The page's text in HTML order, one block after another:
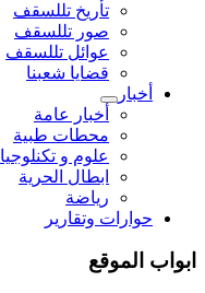
تأريخ تللسقف
صور تللسقف
عوائل تللسقف
قضايا شعبنا
أخبار
أخبار عامة
محطات طبية
علوم و تکنلوجیا
ابطال الحرية
رياضة
حوارات وتقارير
ابواب الموقع